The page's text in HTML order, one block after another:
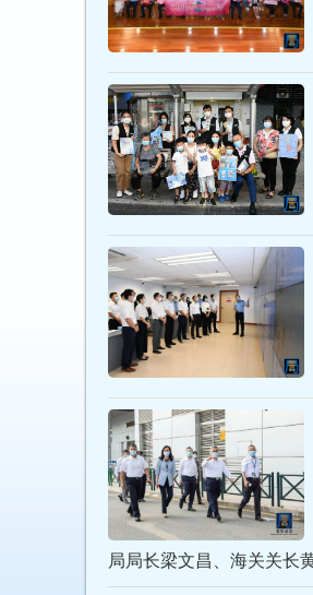
局局长梁文昌、海关关长